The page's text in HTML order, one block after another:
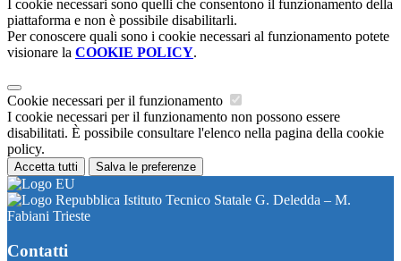
I cookie necessari sono quelli che consentono il funzionamento della
piattaforma e non è possibile disabilitarli.
Per conoscere quali sono i cookie necessari al funzionamento potete
visionare la COOKIE POLICY.
Cookie necessari per il funzionamento
I cookie necessari per il funzionamento non possono essere
disabilitati. È possibile consultare l'elenco nella pagina della cookie
policy.
Accetta tutti Salva le preferenze
Istituto Tecnico Statale G. Deledda – M.
Fabiani Trieste
Contatti